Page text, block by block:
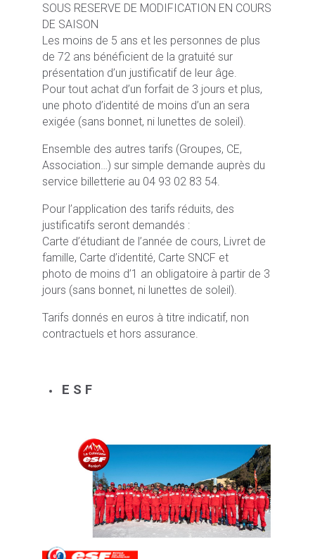
SOUS RESERVE DE MODIFICATION EN COURS
DE SAISON
Les moins de 5 ans et les personnes de plus
de 72 ans bénéficient de la gratuité sur
présentation d’un justificatif de leur âge.
Pour tout achat d’un forfait de 3 jours et plus,
une photo d’identité de moins d’un an sera
exigée (sans bonnet, ni lunettes de soleil).
Ensemble des autres tarifs (Groupes, CE,
Association…) sur simple demande auprès du
service billetterie au 04 93 02 83 54.
Pour l’application des tarifs réduits, des
justificatifs seront demandés :
Carte d’étudiant de l’année de cours, Livret de
famille, Carte d’identité, Carte SNCF et
photo de moins d’1 an obligatoire à partir de 3
jours (sans bonnet, ni lunettes de soleil).
Tarifs donnés en euros à titre indicatif, non
contractuels et hors assurance.
E S F